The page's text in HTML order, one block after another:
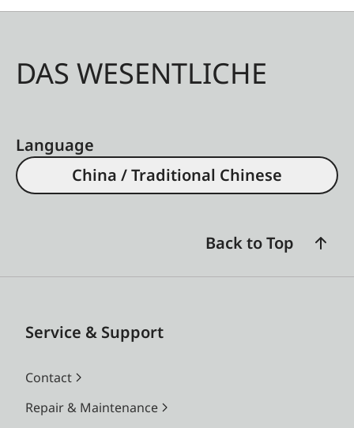
DAS WESENTLICHE
Language
China / Traditional Chinese
Back to Top
Service & Support
Contact
Repair & Maintenance